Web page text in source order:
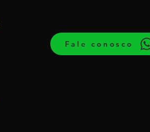
Fale conosco